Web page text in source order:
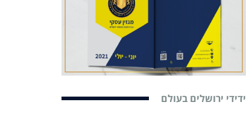
ידידי ירושלים בעולם